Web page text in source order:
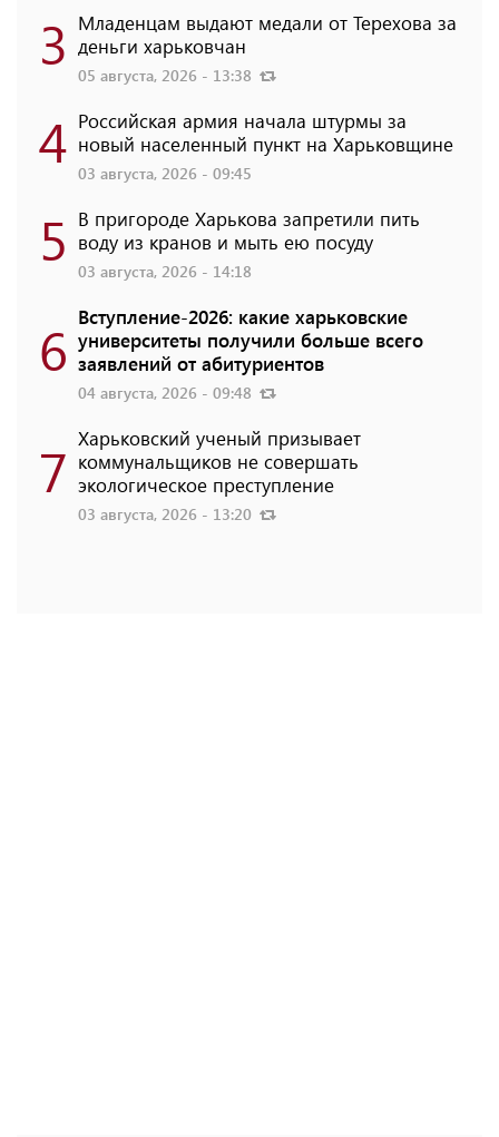
3 Младенцам выдают медали от Терехова за
деньги харьковчан
05 августа, 2026 - 13:38
4 Российская армия начала штурмы за
новый населенный пункт на Харьковщине
03 августа, 2026 - 09:45
5 В пригороде Харькова запретили пить
воду из кранов и мыть ею посуду
03 августа, 2026 - 14:18
6 Вступление-2026: какие харьковские
университеты получили больше всего
заявлений от абитуриентов
04 августа, 2026 - 09:48
7 Харьковский ученый призывает
коммунальщиков не совершать
экологическое преступление
03 августа, 2026 - 13:20